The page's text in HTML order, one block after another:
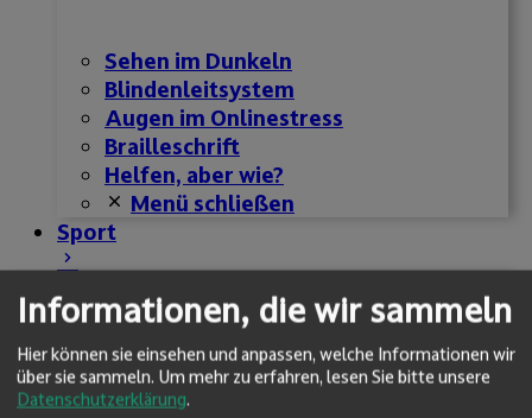
Informationen, die wir sammeln
Hier können sie einsehen und anpassen, welche Informationen wir
über sie sammeln. Um mehr zu erfahren, lesen Sie bitte unsere
Datenschutzerklärung.
Sehen im Dunkeln
Blindenleitsystem
Augen im Onlinestress
Brailleschrift
Helfen, aber wie?
Menü schließen
Sport